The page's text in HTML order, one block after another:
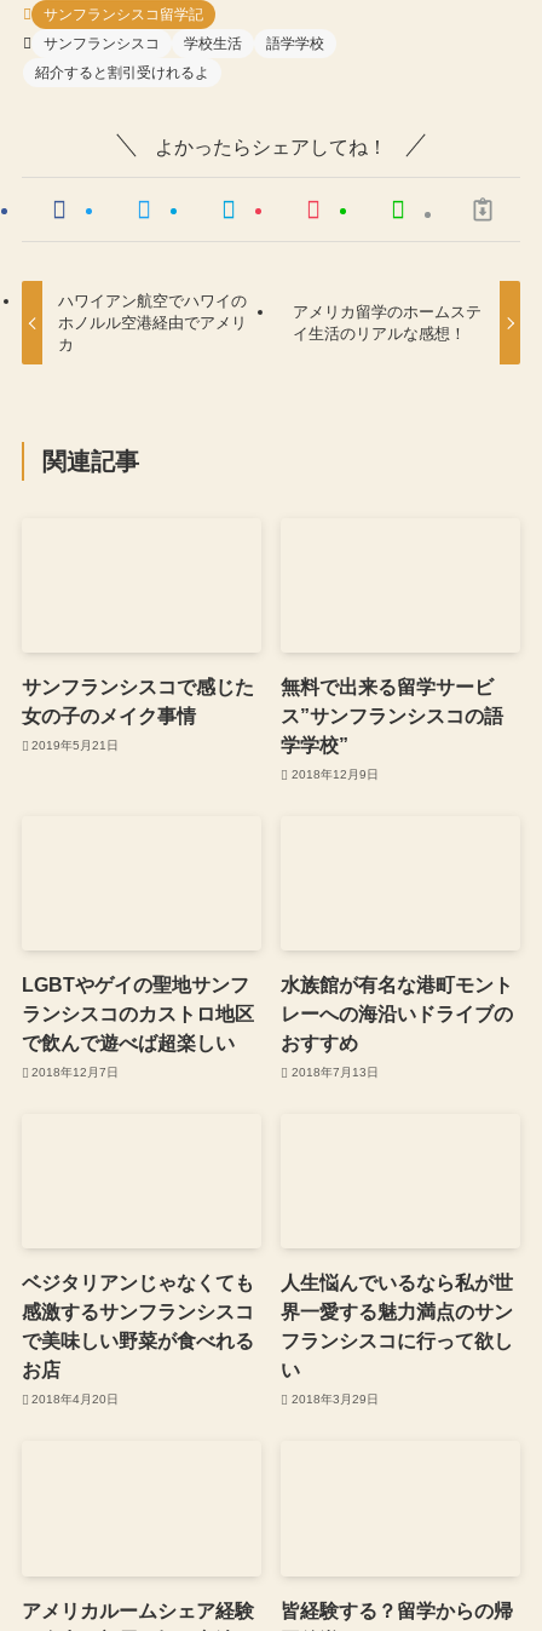
サンフランシスコ留学記
サンフランシスコ
学校生活
語学学校
紹介すると割引受けれるよ
よかったらシェアしてね！
ハワイアン航空でハワイの
ホノルル空港経由でアメリ
カ
アメリカ留学のホームステ
イ生活のリアルな感想！
関連記事
サンフランシスコで感じた
女の子のメイク事情
2019年5月21日
無料で出来る留学サービ
ス”サンフランシスコの語
学学校”
2018年12月9日
LGBTやゲイの聖地サンフ
ランシスコのカストロ地区
で飲んで遊べば超楽しい
2018年12月7日
水族館が有名な港町モント
レーへの海沿いドライブの
おすすめ
2018年7月13日
ベジタリアンじゃなくても
感激するサンフランシスコ
で美味しい野菜が食べれる
お店
2018年4月20日
人生悩んでいるなら私が世
界一愛する魅力満点のサン
フランシスコに行って欲し
い
2018年3月29日
アメリカルームシェア経験
皆経験する？留学からの帰